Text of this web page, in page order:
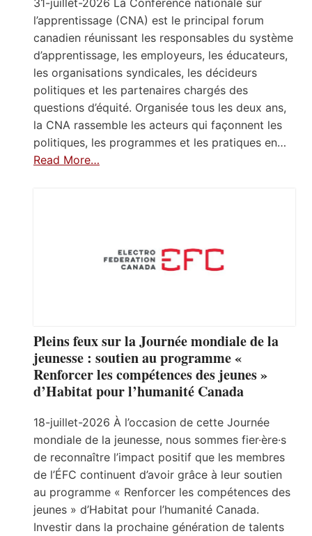
l’apprentissage (CNA) est le principal forum
canadien réunissant les responsables du système
d’apprentissage, les employeurs, les éducateurs,
les organisations syndicales, les décideurs
politiques et les partenaires chargés des
questions d’équité. Organisée tous les deux ans,
la CNA rassemble les acteurs qui façonnent les
politiques, les programmes et les pratiques en…
Read More…
Pleins feux sur la Journée mondiale de la
jeunesse : soutien au programme «
Renforcer les compétences des jeunes »
d’Habitat pour l’humanité Canada
18-juillet-2026 À l’occasion de cette Journée
mondiale de la jeunesse, nous sommes fier·ère·s
de reconnaître l’impact positif que les membres
de l’ÉFC continuent d’avoir grâce à leur soutien
au programme « Renforcer les compétences des
jeunes » d’Habitat pour l’humanité Canada.
Investir dans la prochaine génération de talents